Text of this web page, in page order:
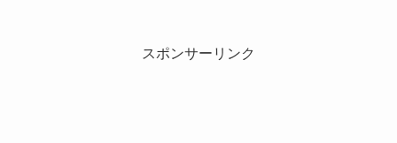
スポンサーリンク